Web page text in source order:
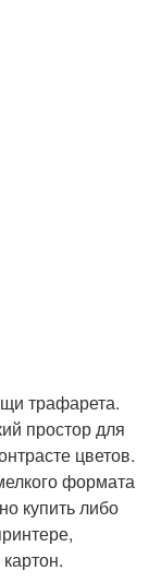
трафарета.
простор для
цветов.
формата
купить либо